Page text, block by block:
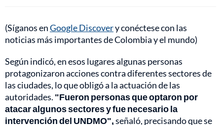
(Síganos enGoogle Discovery conéctese con las
noticias más importantes de Colombia y el mundo)
Según indicó, en esos lugares algunas personas
protagonizaron acciones contra diferentes sectores de
las ciudades, lo que obligó a la actuación de las
autoridades. "Fueron personas que optaron por
atacar algunos sectores y fue necesario la
intervención del UNDMO",señaló, precisando que se